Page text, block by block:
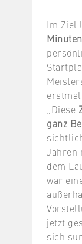
Im Ziel
Minuten
„Diese
ganz
Jahren
dem
war
jetzt
sich